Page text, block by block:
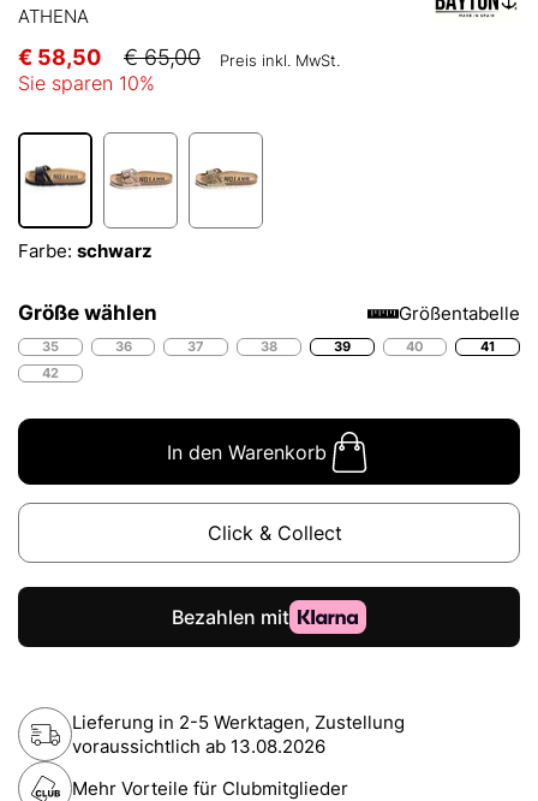
ATHENA
€ 58,50 € 65,00 Preis inkl. MwSt.
Sie sparen 10%
Farbe: schwarz
Größe wählen Größentabelle
35 36 37 38 39 40
41
42
In den Warenkorb
Click & Collect
Lieferung in 2-5 Werktagen, Zustellung
voraussichtlich ab 13.08.2026
Mehr Vorteile für Clubmitglieder